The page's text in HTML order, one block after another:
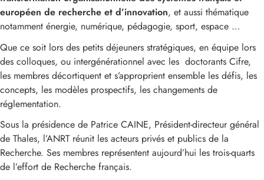
européen de recherche et d’innovation, et aussi thématique
notamment énergie, numérique, pédagogie, sport, espace …
Que ce soit lors des petits déjeuners stratégiques, en équipe lors
des colloques, ou intergénérationnel avec les doctorants Cifre,
les membres décortiquent et s’approprient ensemble les défis, les
concepts, les modèles prospectifs, les changements de
réglementation.
Sous la présidence de Patrice CAINE, Président-directeur général
de Thales, l’ANRT réunit les acteurs privés et publics de la
Recherche. Ses membres représentent aujourd’hui les trois-quarts
de l’effort de Recherche français.